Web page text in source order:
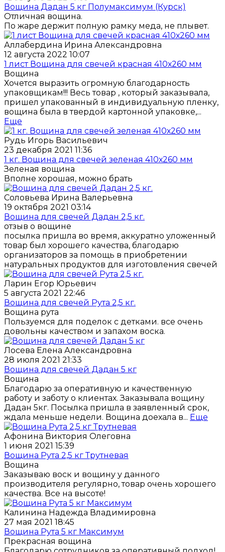
Вощина Дадан 5 кг Полумаксимум (Курск)
Отличная вощина.
По жаре держит полную рамку меда, не плывет.
Аллабердина Ирина Александровна
12 августа 2022 10:07
1 лист Вощина для свечей красная 410х260 мм
Вощина
Хочется выразить огромную благодарность
упаковщикам!!! Весь товар , который заказывала,
пришел упакованный в индивидуальную пленку,
вощина была в твердой картонной упаковке,...
Еще
Рудь Игорь Васильевич
23 декабря 2021 11:36
1 кг. Вощина для свечей зеленая 410х260 мм
Зеленая вощина
Вполне хорошая, можно брать
Соловьева Ирина Валерьевна
19 октября 2021 03:14
Вощина для свечей Дадан 2,5 кг.
отзыв о вощине
посылка пришла во время, аккуратно уложенный
товар был хорошего качества, благодарю
организаторов за помощь в приобретении
натуральных продуктов для изготовления свечей
Ларин Егор Юрьевич
5 августа 2021 22:46
Вощина для свечей Рута 2,5 кг.
Вощина рута
Пользуемся для поделок с детками. все очень
довольны качеством и запахом воска.
Лосева Елена Александровна
28 июля 2021 21:33
Вощина для свечей Дадан 5 кг
Вощина
Благодарю за оперативную и качественную
работу и заботу о клиентах. Заказывала вощину
Дадан 5кг. Посылка пришла в заявленный срок,
ждала меньше недели. Вощина доехала в... Еще
Афонина Виктория Олеговна
1 июня 2021 15:39
Вощина Рута 2,5 кг Трутневая
Вощина
Заказываю воск и вощину у данного
производителя регулярно, товар очень хорошего
качества. Все на высоте!
Калинина Надежда Владимировна
27 мая 2021 18:45
Вощина Рута 5 кг Максимум
Прекрасная вощина